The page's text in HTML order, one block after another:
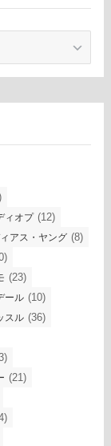
ィオプ(12)
アス・ヤング (8)
(23)
ール (10)
スル (36)
(21)